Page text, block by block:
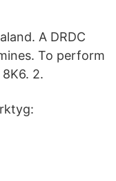
A DRDC
To perform
2.